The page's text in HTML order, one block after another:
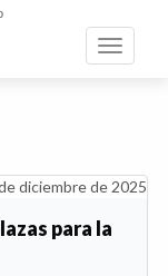
Toggle
diciembre de 2025
para la